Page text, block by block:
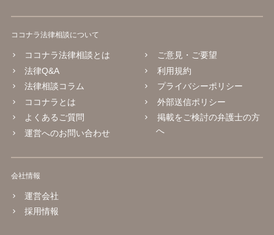
ココナラ法律相談について
ココナラ法律相談とは
法律Q&A
法律相談コラム
ココナラとは
よくあるご質問
運営へのお問い合わせ
ご意見・ご要望
利用規約
プライバシーポリシー
外部送信ポリシー
掲載をご検討の弁護士の方
へ
会社情報
運営会社
採用情報